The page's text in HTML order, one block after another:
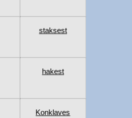
staksest
hakest
Konklaves